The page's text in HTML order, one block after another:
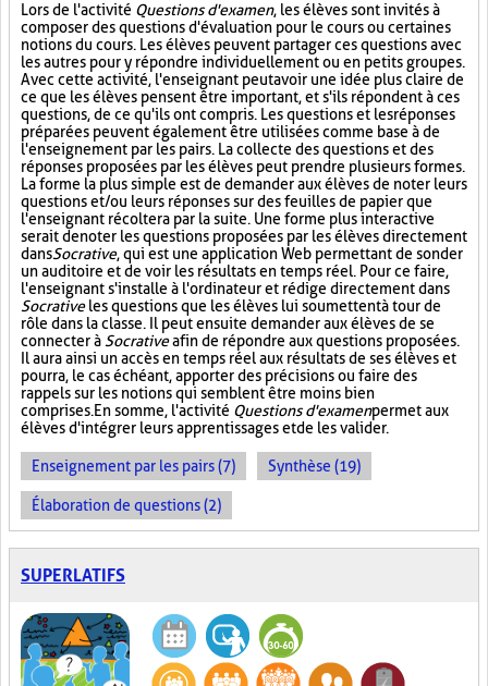
Lors de l'activité Questions d'examen, les élèves sont invités à
composer des questions d'évaluation pour le cours ou certaines
notions du cours. Les élèves peuvent partager ces questions avec
les autres pour y répondre individuellement ou en petits groupes.
Avec cette activité, l'enseignant peut avoir une idée plus claire de
ce que les élèves pensent être important, et s'ils répondent à ces
questions, de ce qu'ils ont compris. Les questions et les réponses
préparées peuvent également être utilisées comme base à de
l'enseignement par les pairs. La collecte des questions et des
réponses proposées par les élèves peut prendre plusieurs formes.
La forme la plus simple est de demander aux élèves de noter leurs
questions et/ou leurs réponses sur des feuilles de papier que
l'enseignant récoltera par la suite. Une forme plus interactive
serait de noter les questions proposées par les élèves directement
dansSocrative, qui est une application Web permettant de sonder
un auditoire et de voir les résultats en temps réel. Pour ce faire,
l'enseignant s'installe à l'ordinateur et rédige directement dans
Socrativeles questions que les élèves lui soumettent à tour de
rôle dans la classe. Il peut ensuite demander aux élèves de se
connecter à Socrativeafin de répondre aux questions proposées.
Il aura ainsi un accès en temps réel aux résultats de ses élèves et
pourra, le cas échéant, apporter des précisions ou faire des
rappels sur les notions qui semblent être moins bien
comprises. En somme, l'activité Questions d'examenpermet aux
élèves d'intégrer leurs apprentissages et de les valider.
Enseignement par les pairs (7) Synthèse (19)
Élaboration de questions (2)
SUPERLATIFS